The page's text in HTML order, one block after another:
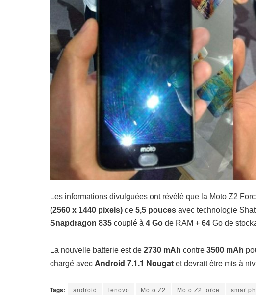
Les informations divulguées ont révélé que la Moto Z2
(2560 x 1440 pixels) de 5,5 pouces avec technologie
Snapdragon 835 couplé à 4 Go de RAM + 64 Go de
La nouvelle batterie est de 2730 mAh contre 3500 mAh
chargé avecAndroid 7.1.1 Nougatet devrait être mis à
Tags: android lenovo Moto Z2 Moto Z2 force